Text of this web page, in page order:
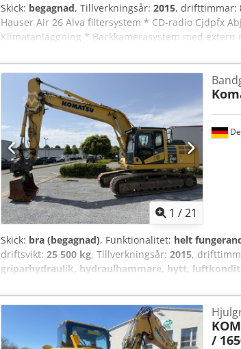
Skick: begagnad, Tillverkningsår: 2015, drifttimmar:
Hauser Air 26 Alva filtersystem * CD-radio Cjdpfx
Klimatanläggning * Backkamerasystem med
lastskopa och pallgaffel * 123 kW motoreffekt *
för fel och mellanförsäljning.
1 /21
Skick: bra (begagnad), Funktionalitet: helt
driftsvikt: 25 500 kg, Tillverkningsår: 2015,
griparhydraulik, hydraulhammare, hytt,
årsmodell 2015, med 15 300 drifttimmar,
körklar, transportbredd 3 m, AC, transport och
även på helger. Vi ordnar även tull- och
/